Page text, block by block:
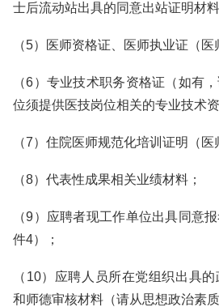
士后流动站出具的同意出站证明材
（5）医师资格证、医师执业证（医
（6）专业技术职务资格证（如有
位须提供医技岗位相关的专业技术资
（7）住院医师规范化培训证明（医
（8）代表性成果相关业绩材料；
（9）应聘者现工作单位出具同意
件4）；
（10）应聘人员所在党组织出具的
和师德审核材料（请从思想政治素